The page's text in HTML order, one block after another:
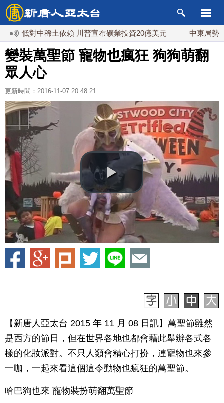
低對中稀土依賴 川普宣布礦業投資20億美元 中東局勢動盪
變裝萬聖節 寵物也瘋狂 狗狗萌翻
眾人心
更新時間：2016-11-07 20:48:21
【新唐人亞太台 2015 年 11 月 08 日訊】萬聖節雖然
是西方的節日，但在世界各地也都會藉此舉辦各式各
樣的化妝派對。不只人類會精心打扮，連寵物也來參
一咖，一起來看這個這令動物也瘋狂的萬聖節。
哈巴狗也來 寵物裝扮萌翻萬聖節